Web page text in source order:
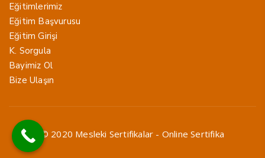
Eğitimlerimiz
Eğitim Başvurusu
Eğitim Girişi
K. Sorgula
Bayimiz Ol
Bize Ulaşın
© 2020 Mesleki Sertifikalar - Online Sertifika